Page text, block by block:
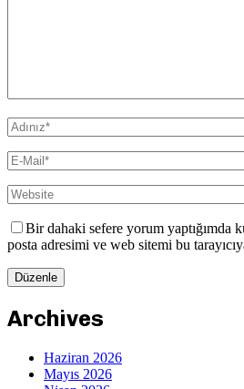
Bir dahaki sefere yorum yaptığımda
posta adresimi ve web sitemi bu
Archives
Haziran 2026
Mayıs 2026